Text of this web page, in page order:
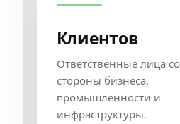
Клиентов
Ответственные лица со
стороны бизнеса,
промышленности и
инфраструктуры.